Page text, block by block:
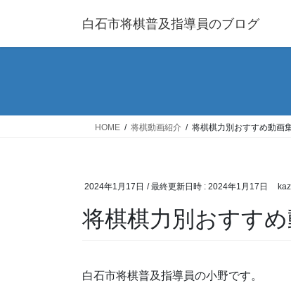
白石市将棋普及指導員のブログ
HOME 将棋動画紹介 将棋棋力別おすすめ動画
2024年1月17日 / 最終更新日時 : 2024年1月17日
将棋棋力別おすす
白石市将棋普及指導員の小野です。